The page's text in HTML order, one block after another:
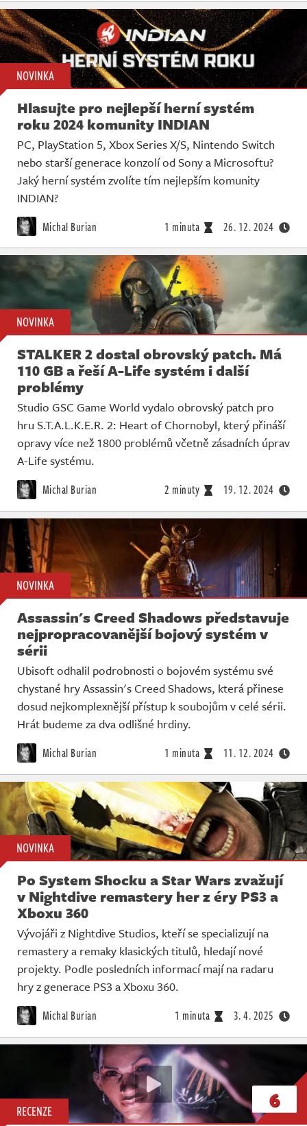
NOVINKA
Hlasujte pro nejlepší herní systém
roku 2024 komunity INDIAN
PC, PlayStation 5, Xbox Series X/S, Nintendo Switch
nebo starší generace konzolí od Sony a Microsoftu?
Jaký herní systém zvolíte tím nejlepším komunity
INDIAN?
Michal Burian 1 minuta 26. 12. 2024
NOVINKA
STALKER 2 dostal obrovský patch. Má
110 GB a řeší A-Life systém i další
problémy
Studio GSC Game World vydalo obrovský patch pro
hru S.T.A.L.K.E.R. 2: Heart of Chornobyl, který přináší
opravy více než 1800 problémů včetně zásadních úprav
A-Life systému.
Michal Burian 2 minuty 19. 12. 2024
NOVINKA
Assassin's Creed Shadows představuje
nejpropracovanější bojový systém v
sérii
Ubisoft odhalil podrobnosti o bojovém systému své
chystané hry Assassin's Creed Shadows, která přinese
dosud nejkomplexnější přístup k soubojům v celé sérii.
Hrát budeme za dva odlišné hrdiny.
Michal Burian 1 minuta 11. 12. 2024
NOVINKA
Po System Shocku a Star Wars zvažují
v Nightdive remastery her z éry PS3 a
Xboxu 360
Vývojáři z Nightdive Studios, kteří se specializují na
remastery a remaky klasických titulů, hledají nové
projekty. Podle posledních informací mají na radaru
hry z generace PS3 a Xboxu 360.
Michal Burian 1 minuta 3. 4. 2025
RECENZE 6